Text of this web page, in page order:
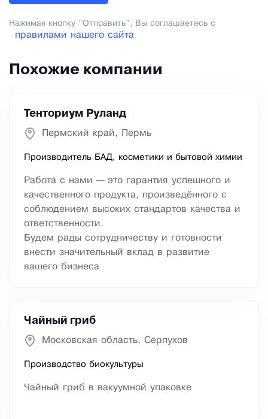
Нажимая кнопку "Отправить", Вы соглашаетесь с
правилами нашего сайта
Похожие компании
Тенториум Руланд
Пермский край, Пермь
Производитель БАД, косметики и бытовой химии
Работа с нами — это гарантия успешного и
качественного продукта, произведённого с
соблюдением высоких стандартов качества и
ответственности.
Будем рады сотрудничеству и готовности
внести значительный вклад в развитие
вашего бизнеса
Чайный гриб
Московская область, Серпухов
Производство биокультуры
Чайный гриб в вакуумной упаковке